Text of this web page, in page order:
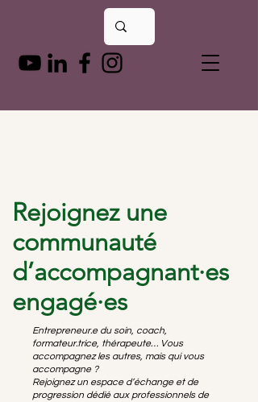
Rejoignez une
communauté
d’accompagnant·es
engagé·es
Entrepreneur.e du soin, coach,
formateur.trice, thérapeute… Vous
accompagnez les autres, mais qui vous
accompagne ?
Rejoignez un espace d’échange et de
progression dédié aux professionnels de